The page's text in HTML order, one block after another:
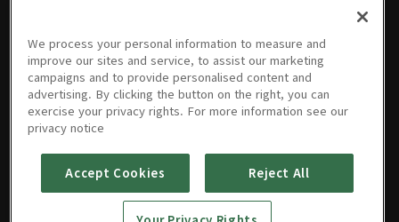
06/10/2019
06/03/2019
06/03/2019 • 30분
05/27/201905/20/201905/13/201905/06/201904/29/2019
We process your personal information to measure and
improve our sites and service, to assist our marketing
campaigns and to provide personalised content and
advertising. By clicking the button on the right, you can
exercise your privacy rights. For more information see our
privacy notice
Accept Cookies Reject All